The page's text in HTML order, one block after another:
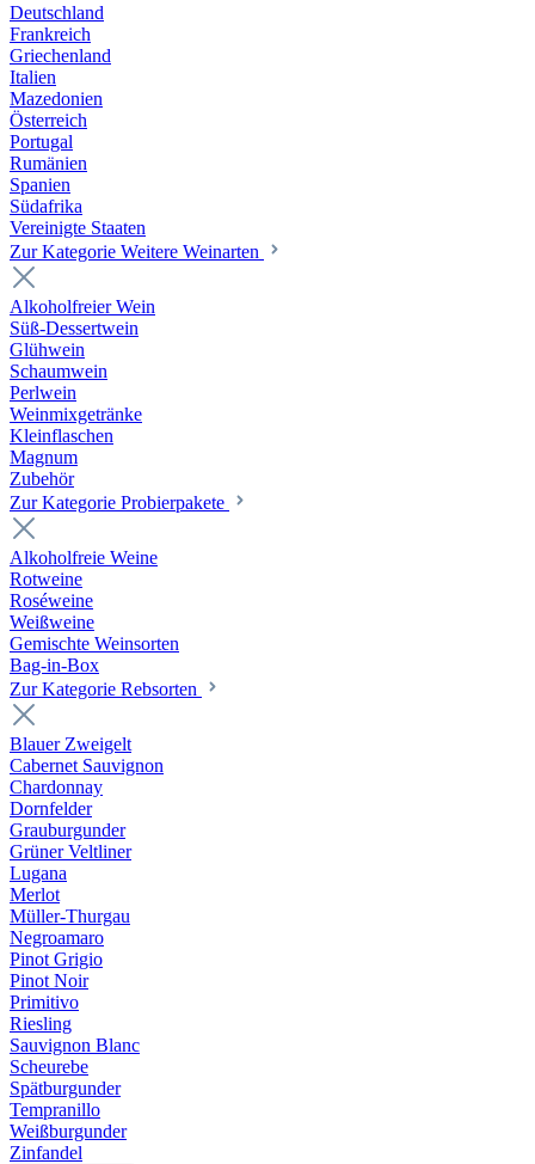
Deutschland
Frankreich
Griechenland
Italien
Mazedonien
Österreich
Portugal
Rumänien
Spanien
Südafrika
Vereinigte Staaten
Zur Kategorie Weitere Weinarten
Alkoholfreier Wein
Süß-Dessertwein
Glühwein
Schaumwein
Perlwein
Weinmixgetränke
Kleinflaschen
Magnum
Zubehör
Zur Kategorie Probierpakete
Alkoholfreie Weine
Rotweine
Roséweine
Weißweine
Gemischte Weinsorten
Bag-in-Box
Zur Kategorie Rebsorten
Blauer Zweigelt
Cabernet Sauvignon
Chardonnay
Dornfelder
Grauburgunder
Grüner Veltliner
Lugana
Merlot
Müller-Thurgau
Negroamaro
Pinot Grigio
Pinot Noir
Primitivo
Riesling
Sauvignon Blanc
Scheurebe
Spätburgunder
Tempranillo
Weißburgunder
Zinfandel